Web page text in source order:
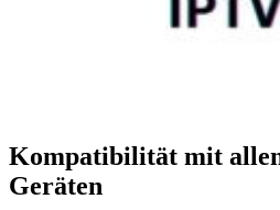
Kompatibilität mit
Geräten